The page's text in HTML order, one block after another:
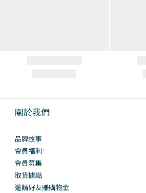
關於我們
品牌故事
會員福利⁺
會員募集
取貨據點
邀請好友賺購物金